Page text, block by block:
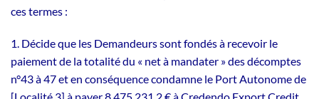
ces termes :
1. Décide que les Demandeurs sont fondés à recevoir le
paiement de la totalité du « net à mandater » des décomptes
n°43 à 47 et en conséquence condamne le Port Autonome de